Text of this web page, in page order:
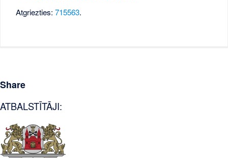
Atgriezties:715563.
Share
ATBALSTĪTĀJI: